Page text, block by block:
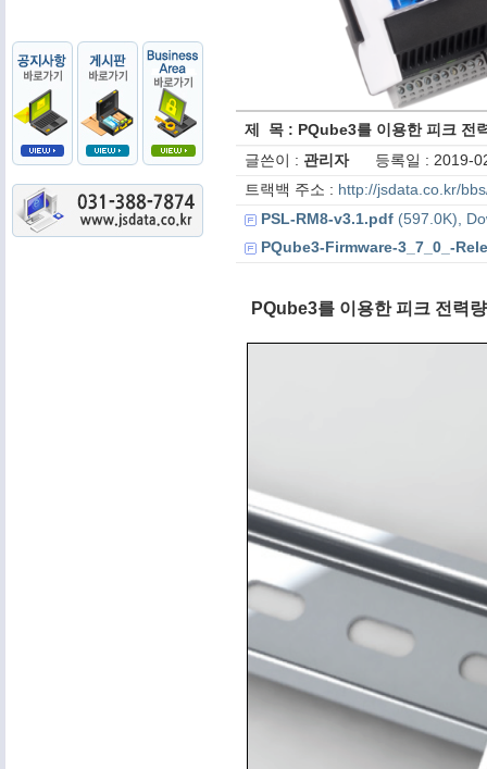
제 목 : PQube3를 이용한 피크 전
글쓴이 : 관리자등록일 : 2019-
트랙백 주소 : http://jsdata.co.kr/
PSL-RM8-v3.1.pdf(597.0K),
PQube3-Firmware-3_7_0_-
PQube3를 이용한 피크 전력